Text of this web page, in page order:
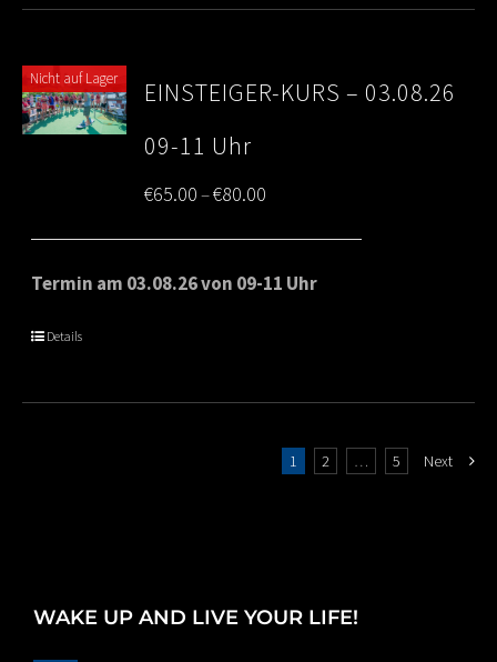
Nicht auf Lager
EINSTEIGER-KURS – 03.08.26
09-11 Uhr
€65.00–€80.00
range:
€65.00
Termin am 03.08.26 von 09-11 Uhr
Details
1 2 … 5 Next
WAKE UP AND LIVE YOUR LIFE!